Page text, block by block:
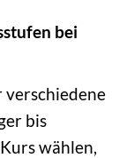
bei
verschiedene
bis
wählen,